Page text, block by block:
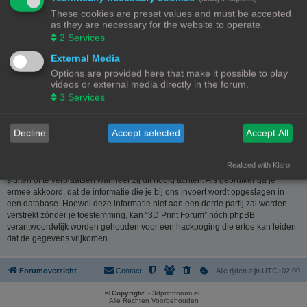
website www.phpbb.nl
. De phpBB-software maakt internetgebaseerde
discussies mogelijk. phpBB Limited is niet verantwoordelijk voor wat wordt
toegestaan of juist geweigerd als toelaatbare inhoud en/of gedrag. Meer
informatie over phpBB kun je vinden op
Nederlandstalige website
Je verklaart geen berichten te plaatsen die kwetsend, obsceen, vulgair,
lasterlijk, haatdragend, dreigend, seksueel georiënteerd of enig ander
materiaal bevat die de wetten van je eigen land, het land waar “3D Print
van dergelijke berichten kan ertoe leiden dat je met onmiddellijke ingang en
permanent wordt verbannen van dit forum. Tevens kan je provider worden
ingelicht. De IP-adressen van alle berichten worden opgeslagen om deze
Forum” het recht heeft om ieder onderwerp te verwijderen, te wijzigen, te
sluiten of te verplaatsen wanneer zij dit nodig achten. Als gebruiker ga je
ermee akkoord, dat de informatie die je bij ons invoert wordt opgeslagen in
een database. Hoewel deze informatie niet aan een derde partij zal worden
verstrekt zónder je toestemming, kan “3D Print Forum” nóch phpBB
verantwoordelijk worden gehouden voor een hackpoging die ertoe kan leiden
dat de gegevens vrijkomen.
Forumoverzicht Alle tijden zijn UTC+02:00
Contact
© Copyright! - 3dprintforum.eu
Alle Rechten Voorbehouden
These cookies are preset values and must be accepted
as they are necessary for the website to operate.
2 Services
External Media
Options are provided here that make it possible to play
videos or external media directly in the forum.
3 Services
Decline Accept selected Accept All
Realized with Klaro!